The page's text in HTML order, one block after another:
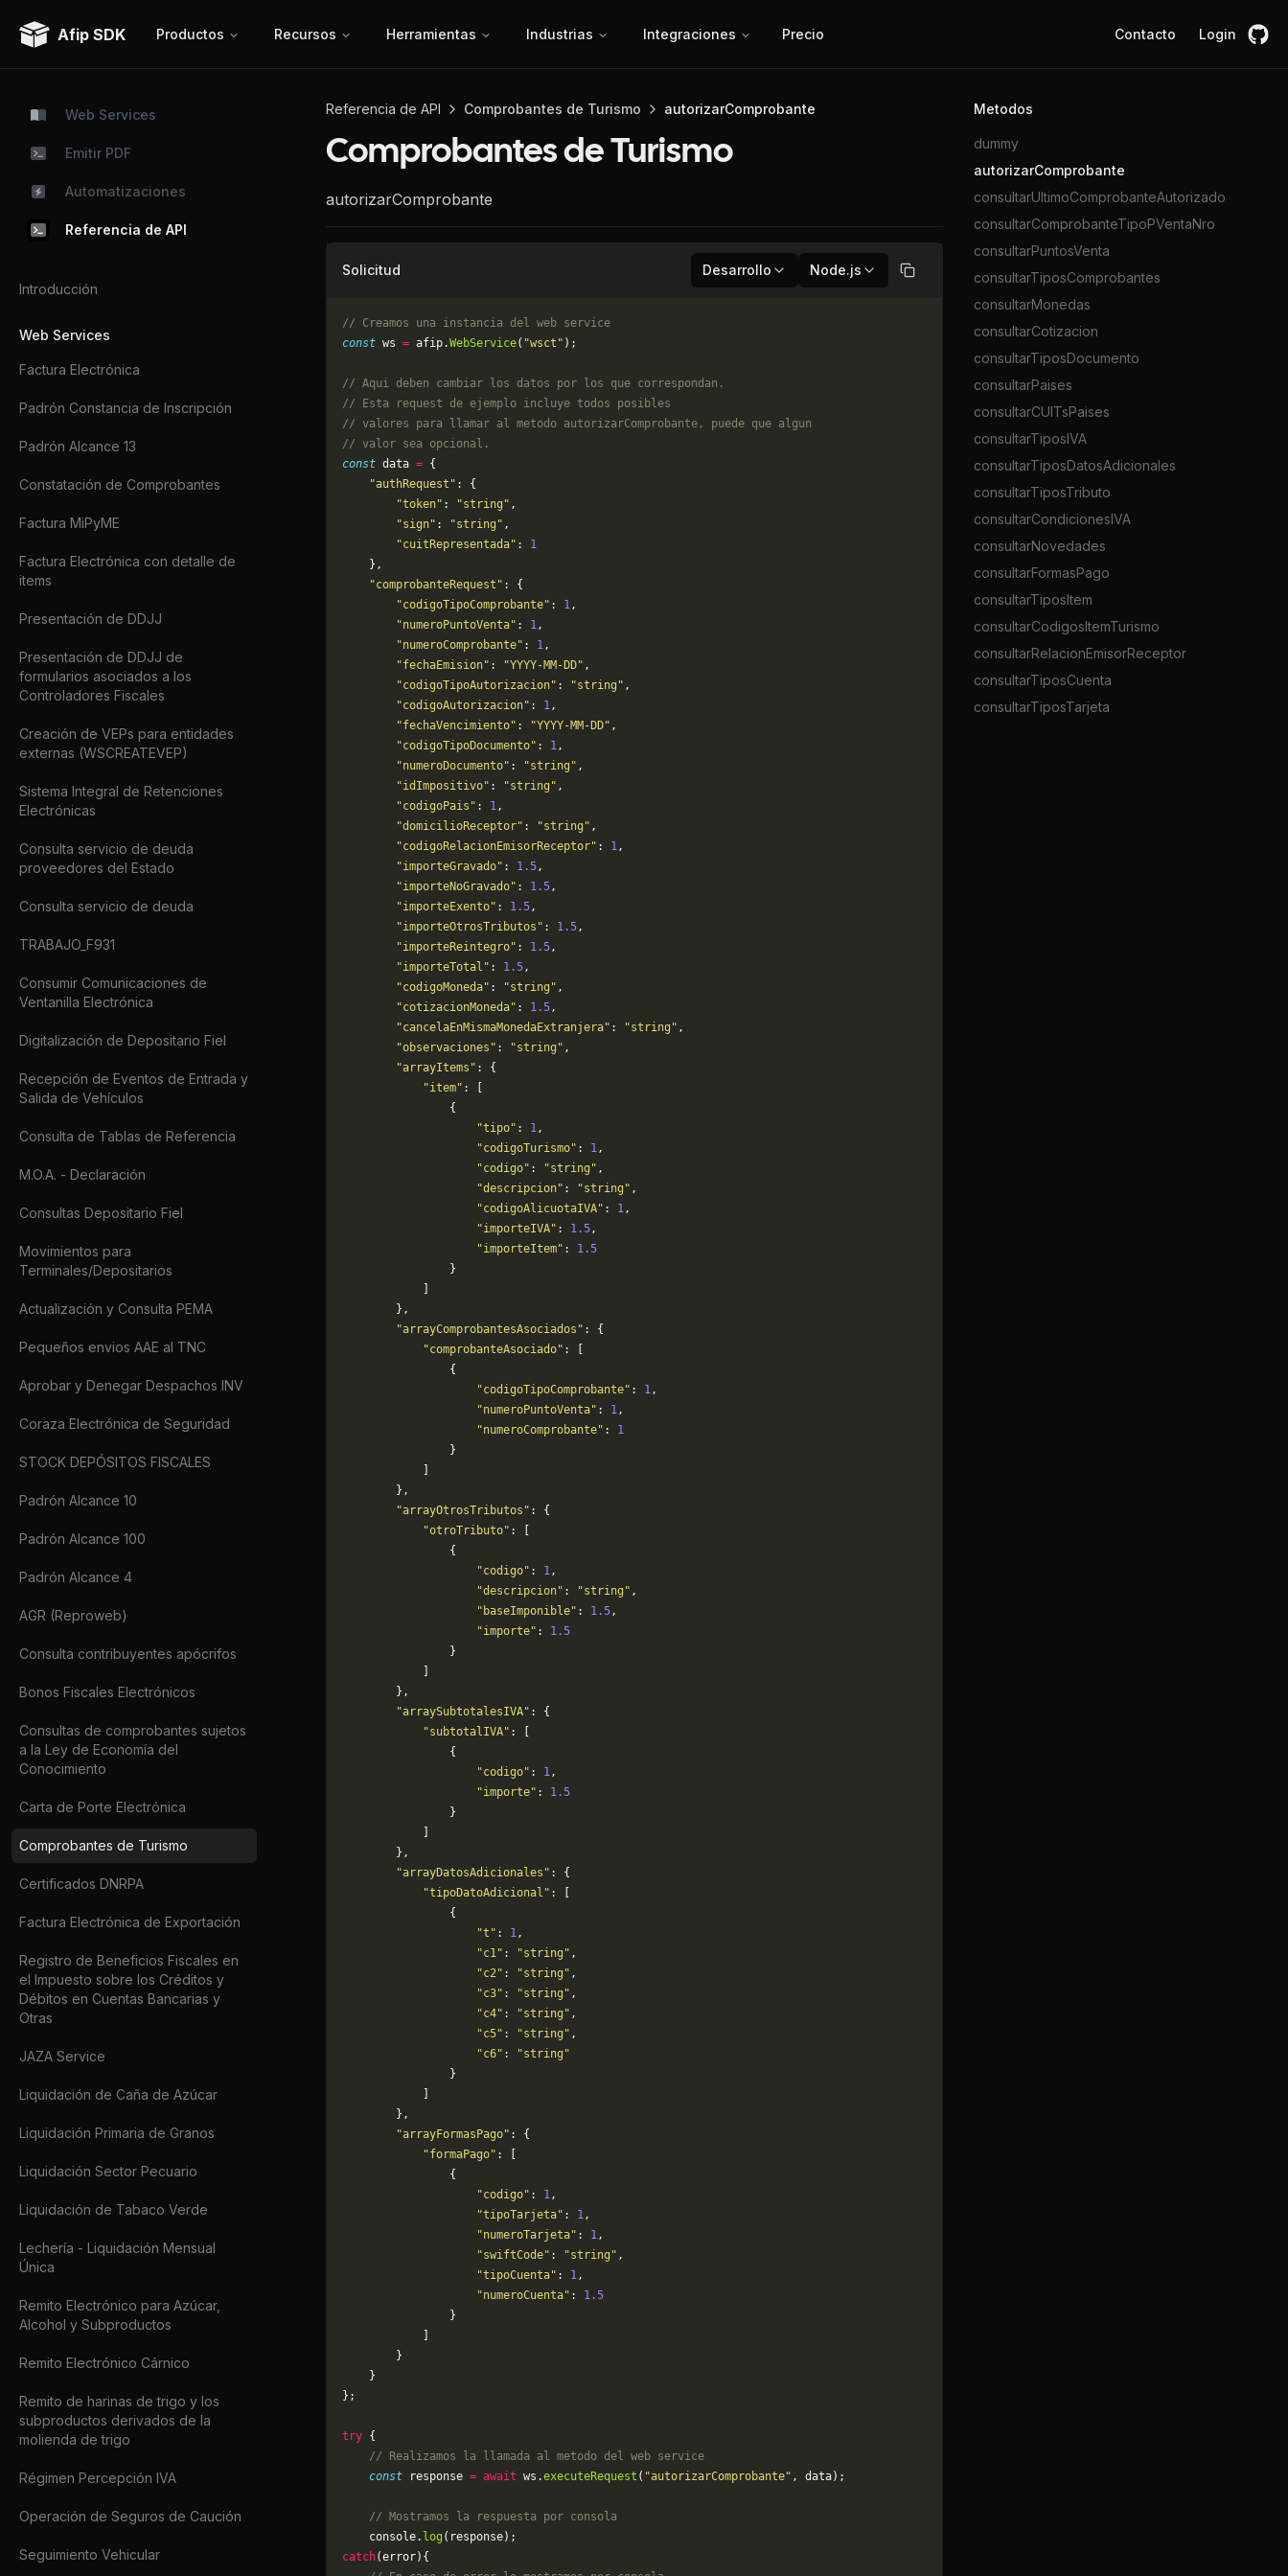
Afip SDK Productos Recursos Herramientas Industrias Integraciones Precio Contacto Login
Web Services
Emitir PDF
Automatizaciones
Referencia de API
Introducción
Web Services
Factura Electrónica
Padrón Constancia de Inscripción
Padrón Alcance 13
Constatación de Comprobantes
Factura MiPyME
Factura Electrónica con detalle de
items
Presentación de DDJJ
Presentación de DDJJ de
formularios asociados a los
Controladores Fiscales
Creación de VEPs para entidades
externas (WSCREATEVEP)
Sistema Integral de Retenciones
Electrónicas
Consulta servicio de deuda
proveedores del Estado
Consulta servicio de deuda
TRABAJO_F931
Consumir Comunicaciones de
Ventanilla Electrónica
Digitalización de Depositario Fiel
Recepción de Eventos de Entrada y
Salida de Vehículos
Consulta de Tablas de Referencia
M.O.A. - Declaración
Consultas Depositario Fiel
Movimientos para
Terminales/Depositarios
Actualización y Consulta PEMA
Pequeños envios AAE al TNC
Aprobar y Denegar Despachos INV
Coraza Electrónica de Seguridad
STOCK DEPÓSITOS FISCALES
Padrón Alcance 10
Padrón Alcance 100
Padrón Alcance 4
AGR (Reproweb)
Consulta contribuyentes apócrifos
Bonos Fiscales Electrónicos
Consultas de comprobantes sujetos
a la Ley de Economía del
Conocimiento
Carta de Porte Electrónica
Comprobantes de Turismo
Certificados DNRPA
Factura Electrónica de Exportación
Registro de Beneficios Fiscales en
el Impuesto sobre los Créditos y
Débitos en Cuentas Bancarias y
Otras
JAZA Service
Liquidación de Caña de Azúcar
Liquidación Primaria de Granos
Liquidación Sector Pecuario
Liquidación de Tabaco Verde
Lechería - Liquidación Mensual
Única
Remito Electrónico para Azúcar,
Alcohol y Subproductos
Remito Electrónico Cárnico
Remito de harinas de trigo y los
subproductos derivados de la
molienda de trigo
Régimen Percepción IVA
Operación de Seguros de Caución
Seguimiento Vehicular
Referencia de API Comprobantes de Turismo autorizarComprobante
Comprobantes de Turismo
autorizarComprobante
Solicitud Desarrollo Node.js Copiar
// Creamos una instancia del web service
const ws = afip.WebService( "wsct" );
// Aqui deben cambiar los datos por los que correspondan.
// Esta request de ejemplo incluye todos posibles
// valores para llamar al metodo autorizarComprobante, puede que algun
// valor sea opcional.
const data = {
    "authRequest"
: {
        "token"
: "string" ,
        "sign"
: "string" ,
        "cuitRepresentada"
: 1
    },
    "comprobanteRequest"
: {
        "codigoTipoComprobante"
: 1,
        "numeroPuntoVenta"
: 1,
        "numeroComprobante"
: 1,
        "fechaEmision"
: "YYYY-MM-DD" ,
        "codigoTipoAutorizacion"
: "string" ,
        "codigoAutorizacion"
: 1,
        "fechaVencimiento"
: "YYYY-MM-DD" ,
        "codigoTipoDocumento"
: 1,
        "numeroDocumento"
: "string" ,
        "idImpositivo"
: "string" ,
        "codigoPais"
: 1,
        "domicilioReceptor"
: "string" ,
        "codigoRelacionEmisorReceptor"
: 1,
        "importeGravado"
: 1.5,
        "importeNoGravado"
: 1.5,
        "importeExento"
: 1.5,
        "importeOtrosTributos"
: 1.5,
        "importeReintegro"
: 1.5,
        "importeTotal"
: 1.5,
        "codigoMoneda"
: "string" ,
        "cotizacionMoneda"
: 1.5,
        "cancelaEnMismaMonedaExtranjera"
: "string" ,
        "observaciones"
: "string" ,
        "arrayItems"
: {
            "item"
: [
                {
                    "tipo"
: 1,
                    "codigoTurismo"
: 1,
                    "codigo"
: "string" ,
                    "descripcion"
: "string" ,
                    "codigoAlicuotaIVA"
: 1,
                    "importeIVA"
: 1.5,
                    "importeItem"
: 1.5
                }
        },
        "arrayComprobantesAsociados"
: {
            "comprobanteAsociado"
: [
                {
                    "codigoTipoComprobante"
: 1,
                    "numeroPuntoVenta"
: 1,
                    "numeroComprobante"
: 1
                }
        },
        "arrayOtrosTributos"
: {
            "otroTributo"
: [
                {
                    "codigo"
: 1,
                    "descripcion"
: "string" ,
                    "baseImponible"
: 1.5,
                    "importe"
: 1.5
                }
        },
        "arraySubtotalesIVA"
: {
            "subtotalIVA"
: [
                {
                    "codigo"
: 1,
                    "importe"
: 1.5
                }
        },
        "arrayDatosAdicionales"
: {
            "tipoDatoAdicional"
: [
                {
                    "t"
: 1,
                    "c1"
: "string" ,
                    "c2"
: "string" ,
                    "c3"
: "string" ,
                    "c4"
: "string" ,
                    "c5"
: "string" ,
                    "c6"
:
"string"
                }
        },
        "arrayFormasPago"
: {
            "formaPago"
: [
                {
                    "codigo"
: 1,
                    "tipoTarjeta"
: 1,
                    "numeroTarjeta"
: 1,
                    "swiftCode"
: "string" ,
                    "tipoCuenta"
: 1,
                    "numeroCuenta"
: 1.5
                }
        }
    }
};
try {
    // Realizamos la llamada al metodo del web service
    const
response = await ws.executeRequest ( "autorizarComprobante" , data);
    // Mostramos la respuesta por consola
    console.
log (response);
catch(error){
Metodos
dummy
autorizarComprobante
consultarUltimoComprobanteAutorizado
consultarComprobanteTipoPVentaNro
consultarPuntosVenta
consultarTiposComprobantes
consultarMonedas
consultarCotizacion
consultarTiposDocumento
consultarPaises
consultarCUITsPaises
consultarTiposIVA
consultarTiposDatosAdicionales
consultarTiposTributo
consultarCondicionesIVA
consultarNovedades
consultarFormasPago
consultarTiposItem
consultarCodigosItemTurismo
consultarRelacionEmisorReceptor
consultarTiposCuenta
consultarTiposTarjeta